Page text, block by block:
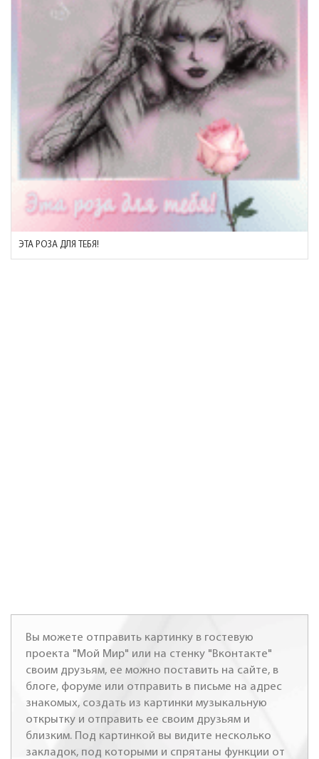
ЭТА РОЗА ДЛЯ ТЕБЯ!
Вы можете отправить картинку в гостевую
проекта "Мой Мир" или на стенку "Вконтакте"
своим друзьям, ее можно поставить на сайте, в
блоге, форуме или отправить в письме на адрес
знакомых, создать из картинки музыкальную
открытку и отправить ее своим друзьям и
близким. Под картинкой вы видите несколько
закладок, под которыми и спрятаны функции от